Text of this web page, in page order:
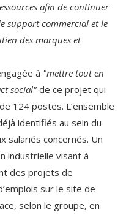
afin de continuer
support commercial et le
des marques et
à "mettre tout en
social" de ce projet qui
124 postes. L’ensemble
identifiés au sein du
salariés concernés. Un
industrielle visant à
des projets de
sur le site de
selon le groupe, en